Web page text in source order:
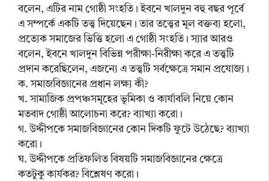
বলেন, এটির নাম গোষ্ঠী সংহতি। ইবনে খালদুন বহু বছর পূর্বে
এ সম্পর্কে একটি তত্ত্ব দিয়েছেন। তার তত্ত্বের মূল বক্তব্য হলো,
প্রত্যেক সমাজের ভিত্তি হলো এ গোষ্ঠী সংহতি। স্যার আরও
বলেন, ইবনে খালদুন বিভিন্ন পরীক্ষা-নিরীক্ষা করে এ তত্ত্বটি
প্রদান করেছিলেন, এজন্যে এ তত্ত্বটি সর্বক্ষেত্রে সমান প্রযোজ্য।
ক. সমাজবিজ্ঞানের প্রধান লক্ষ্য কী?
খ. সামাজিক প্রপঞ্চসমূহের ভূমিকা ও কার্যাবলি নিয়ে কোন
মতবাদ গোষ্ঠী আলোচনা করে? ব্যাখ্যা করো।
গ. উদ্দীপকে সমাজবিজ্ঞানের কোন দিকটি ফুটে উঠেছে? ব্যাখ্যা
করো।
ঘ. উদ্দীপকে প্রতিফলিত বিষয়টি সমাজবিজ্ঞানের ক্ষেত্রে
কতটুকু কার্যকর? বিশ্লেষণ করো।